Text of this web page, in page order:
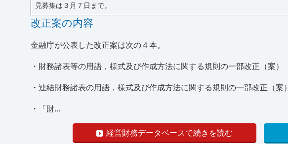
見募集は３月７日まで。
改正案の内容
金融庁が公表した改正案は次の４本。
・財務諸表等の用語，様式及び作成方法に関する規則の一部改正（案）
・連結財務諸表の用語，様式及び作成方法に関する規則の一部改正（案）
・「財...
経営財務データベースで続きを読む